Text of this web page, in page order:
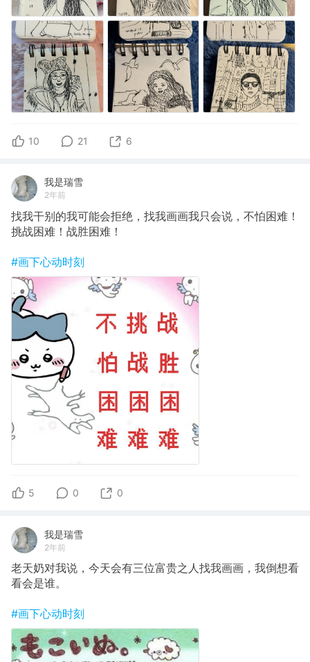
10 21 6
我是瑞雪
2年前
找我干别的我可能会拒绝，找我画画我只会说，不怕困难！
挑战困难！战胜困难！
#画下心动时刻
5 0 0
我是瑞雪
2年前
老天奶对我说，今天会有三位富贵之人找我画画，我倒想看
看会是谁。
#画下心动时刻